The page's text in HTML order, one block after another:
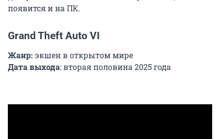
появится и на ПК.
Grand Theft Auto VI
Жанр: экшен в открытом мире
Дата выхода: вторая половина 2025 года